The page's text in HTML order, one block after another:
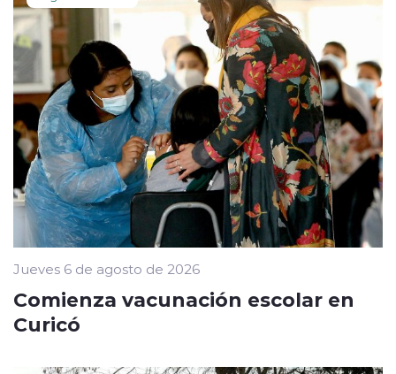
Jueves 6 de agosto de 2026
Comienza vacunación escolar en
Curicó